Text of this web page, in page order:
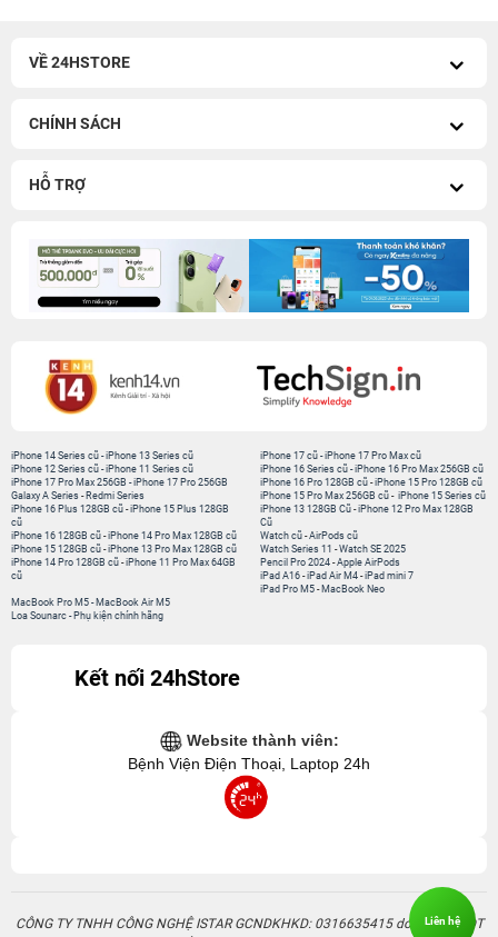
VỀ 24HSTORE
CHÍNH SÁCH
HỖ TRỢ
iPhone 14 Series cũ -iPhone 13 Series cũ
iPhone 12 Series cũ -iPhone 11 Series cũ
iPhone 17 Pro Max 256GB -iPhone 17 Pro 256GB
Galaxy A Series - Redmi Series
iPhone 17 cũ -iPhone 17 Pro Max cũ
iPhone 16 Series cũ - iPhone 16 Pro Max 256GB cũ
iPhone 16 Pro 128GB cũ -iPhone 15 Pro 128GB cũ
iPhone 15 Pro Max 256GB cũ - iPhone 15 Series cũ
iPhone 16 Plus 128GB cũ -iPhone 15 Plus 128GB
cũ
iPhone 16 128GB cũ -iPhone 14 Pro Max 128GB cũ
iPhone 15 128GB cũ -iPhone 13 Pro Max 128GB cũ
iPhone 14 Pro 128GB cũ -iPhone 11 Pro Max 64GB
cũ
iPhone 13 128GB Cũ -iPhone 12 Pro Max 128GB
Cũ
Watch cũ -AirPods cũ
Watch Series 11 -Watch SE 2025
Pencil Pro 2024 -Apple AirPods
iPad A16 -iPad Air M4 -iPad mini 7
iPad Pro M5 - MacBook Neo
MacBook Pro M5 - MacBook Air M5
Loa Sounarc - Phụ kiện chính hãng
Kết nối 24hStore
Website thành viên:
Bệnh Viện Điện Thoại, Laptop 24h
Liên hệ